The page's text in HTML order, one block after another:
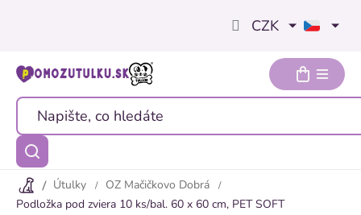
CZK
Útulky
OZ Mačičkovo Dobrá
Podložka pod zviera 10 ks/bal. 60 x 60 cm, PET SOFT